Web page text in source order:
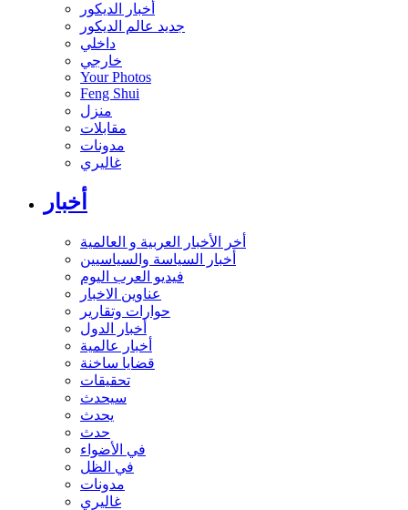
أخبار الديكور
جديد عالم الديكور
داخلي
خارجي
Your Photos
Feng Shui
منزل
مقابلات
مدونات
غاليري
أخبار
أخر الأخبار العربية و العالمية
أخبار السياسة والسياسيين
فيديو العرب اليوم
عناوين الاخبار
حوارات وتقارير
أخبار الدول
أخبار عالمية
قضايا ساخنة
تحقيقات
سيحدث
يحدث
حدث
في الأضواء
في الظل
مدونات
غاليري